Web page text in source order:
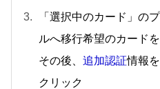
「選択中のカード」の
ルへ移行希望のカード
その後、 追加認証情報
クリック